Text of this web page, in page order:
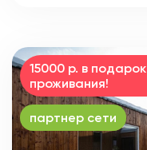
15000 р. в
проживания!
партнер сети